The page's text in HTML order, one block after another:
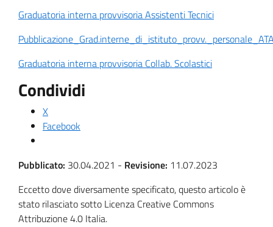
Graduatoria interna provvisoria Assistenti Tecnici
Graduatoria interna provvisoria Collab. Scolastici
Condividi
X
Facebook
Pubblicato: 30.04.2021 - Revisione: 11.07.2023
Eccetto dove diversamente specificato, questo articolo è
stato rilasciato sotto Licenza Creative Commons
Attribuzione 4.0 Italia.